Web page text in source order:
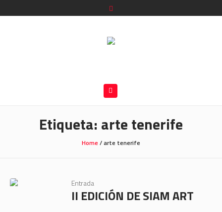
Etiqueta: arte tenerife
Home/arte tenerife
Entrada
II EDICIÓN DE SIAM ART